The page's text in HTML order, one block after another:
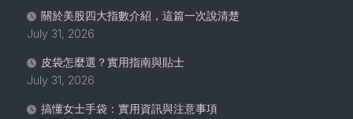
關於美股四大指數介紹，這篇一次說清楚
July 31, 2026
皮袋怎麼選？實用指南與貼士
July 31, 2026
搞懂女士手袋：實用資訊與注意事項